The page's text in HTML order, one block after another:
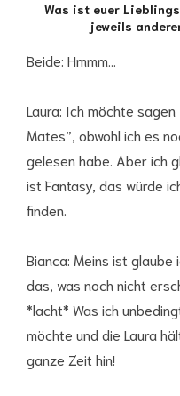
Was ist euer
jeweils
Beide: Hmmm…
Laura: Ich möchte sagen
Mates”, obwohl ich es
gelesen habe. Aber ich
ist Fantasy, das würde
finden.
Bianca: Meins ist glaube
das, was noch nicht
*lacht* Was ich
möchte und die Laura
ganze Zeit hin!